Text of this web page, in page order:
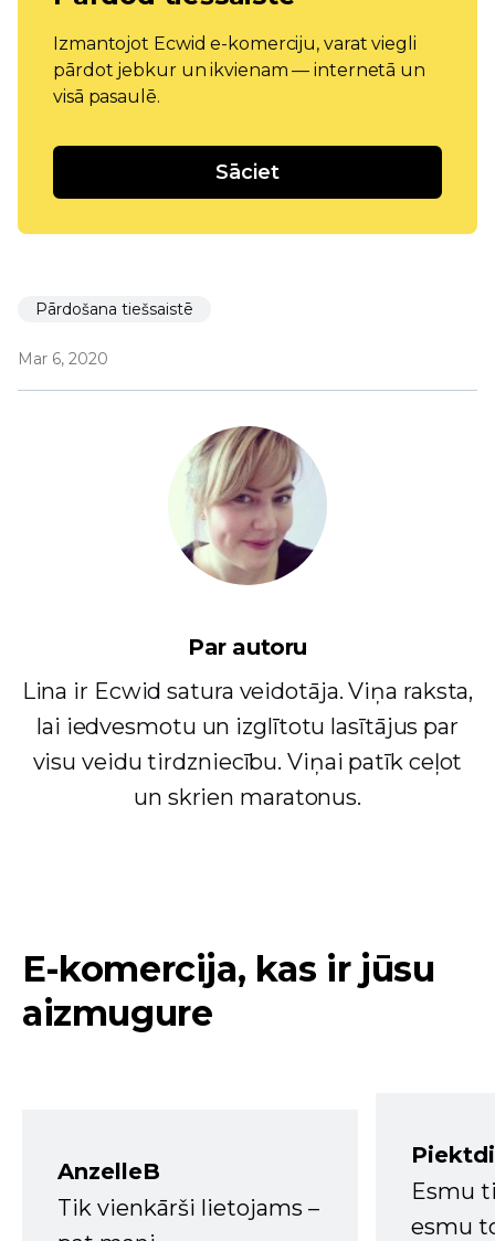
Izmantojot Ecwid e-komerciju, varat viegli
pārdot jebkur un ikvienam — internetā un
visā pasaulē.
Sāciet
Pārdošana tiešsaistē
Mar 6, 2020
Par autoru
Lina ir Ecwid satura veidotāja. Viņa raksta,
lai iedvesmotu un izglītotu lasītājus par
visu veidu tirdzniecību. Viņai patīk ceļot
un skrien maratonus.
E-komercija, kas ir jūsu
aizmugure
AnzelleB
Tik vienkārši lietojams –
Esmu
esmu